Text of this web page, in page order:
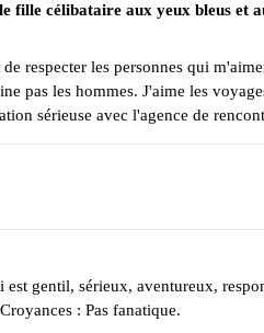
fille célibataire aux yeux bleus et
respecter les personnes qui
pas les hommes. J'aime les
sérieuse avec l'agence de
est gentil, sérieux, aventureux,
: Pas fanatique.